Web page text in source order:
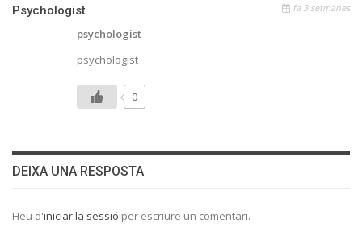
Psychologist fa 3 setmanes
psychologist
psychologist
0
DEIXA UNA RESPOSTA
Heu d'iniciar la sessió per escriure un comentari.